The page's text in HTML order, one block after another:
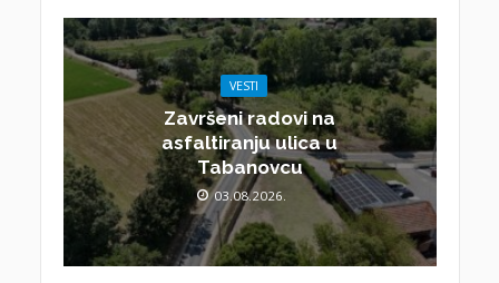
VESTI
Završeni radovi na
asfaltiranju ulica u
Tabanovcu
03.08.2026.